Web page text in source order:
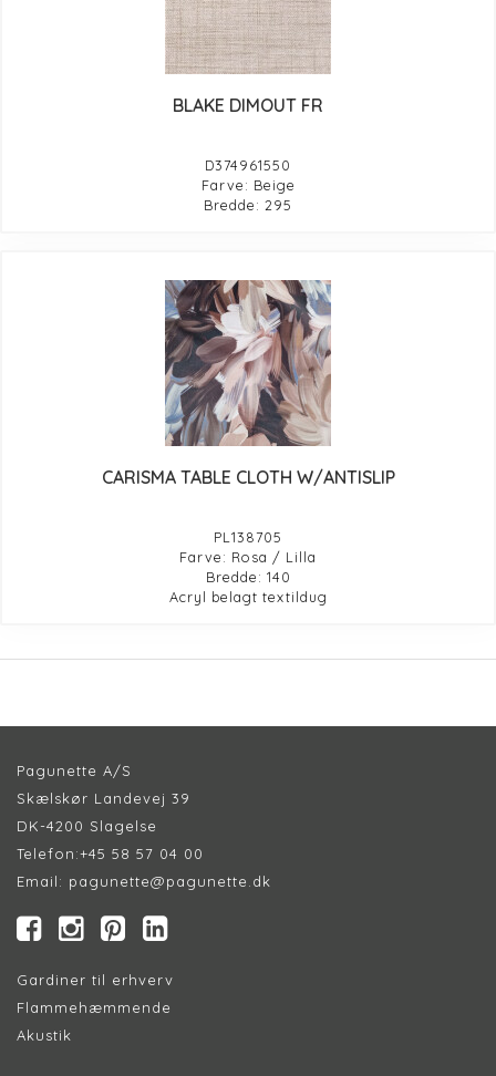
BLAKE DIMOUT FR
D374961550
Farve: Beige
Bredde: 295
CARISMA TABLE CLOTH W/ANTISLIP
PL138705
Farve: Rosa / Lilla
Bredde: 140
Acryl belagt textildug
Pagunette A/S
Skælskør Landevej 39
DK-4200 Slagelse
Telefon:+45 58 57 04 00
Email: pagunette@pagunette.dk
Gardiner til erhverv
Flammehæmmende
Akustik